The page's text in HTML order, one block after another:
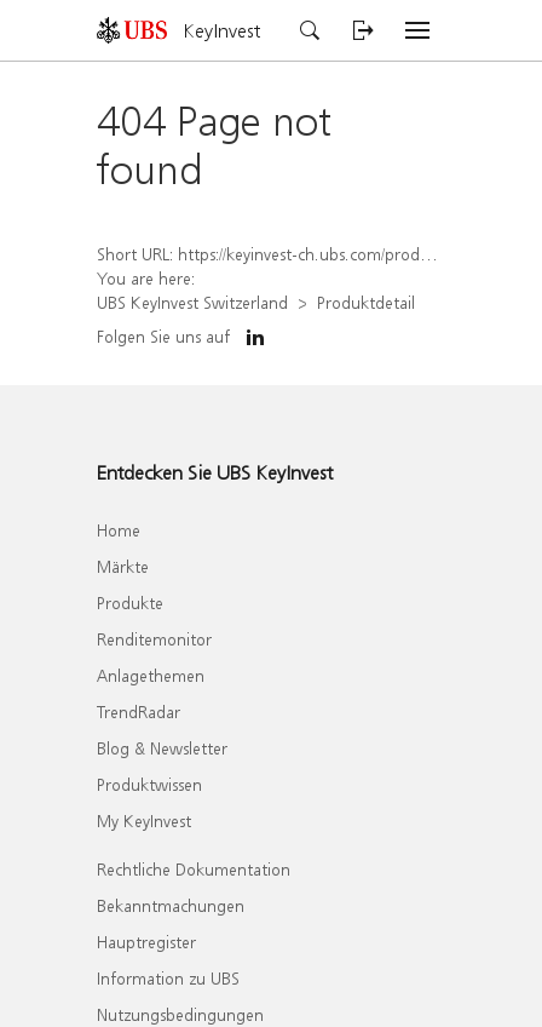
KeyInvest
404 Page not
found
Short URL: https://keyinvest-ch.ubs.com/produkt/detail/index/isin/CH1582452418
You are here:
UBS KeyInvest Switzerland
Produktdetail
Folgen Sie uns auf
Entdecken Sie UBS KeyInvest
Home
Märkte
Produkte
Renditemonitor
Anlagethemen
TrendRadar
Blog & Newsletter
Produktwissen
My KeyInvest
Rechtliche Dokumentation
Bekanntmachungen
Hauptregister
Information zu UBS
Nutzungsbedingungen